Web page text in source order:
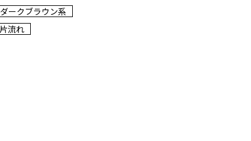
ークブラウン系
片流れ